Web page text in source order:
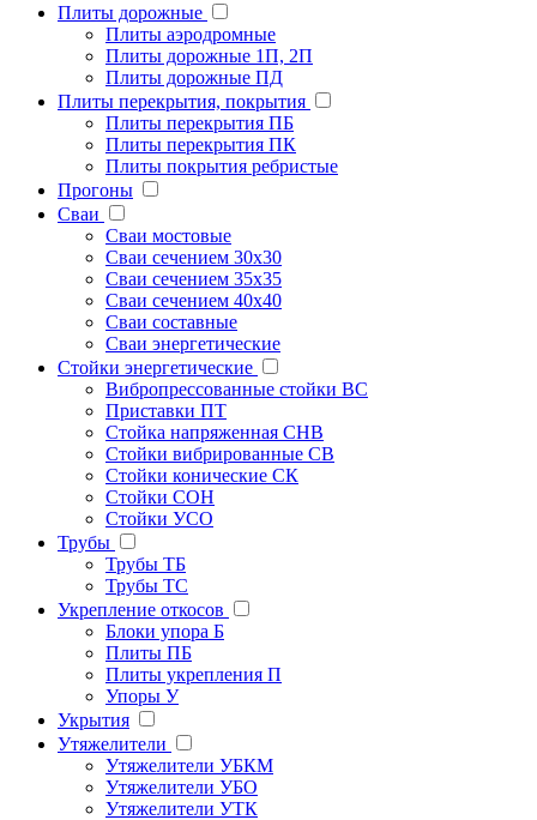
Плиты дорожные
Плиты аэродромные
Плиты дорожные 1П, 2П
Плиты дорожные ПД
Плиты перекрытия, покрытия
Плиты перекрытия ПБ
Плиты перекрытия ПК
Плиты покрытия ребристые
Прогоны
Сваи
Сваи мостовые
Сваи сечением 30х30
Сваи сечением 35х35
Сваи сечением 40х40
Сваи составные
Сваи энергетические
Стойки энергетические
Вибропрессованные стойки ВС
Приставки ПТ
Стойка напряженная СНВ
Стойки вибрированные СВ
Стойки конические СК
Стойки СОН
Стойки УСО
Трубы
Трубы ТБ
Трубы ТС
Укрепление откосов
Блоки упора Б
Плиты ПБ
Плиты укрепления П
Упоры У
Укрытия
Утяжелители
Утяжелители УБКМ
Утяжелители УБО
Утяжелители УТК